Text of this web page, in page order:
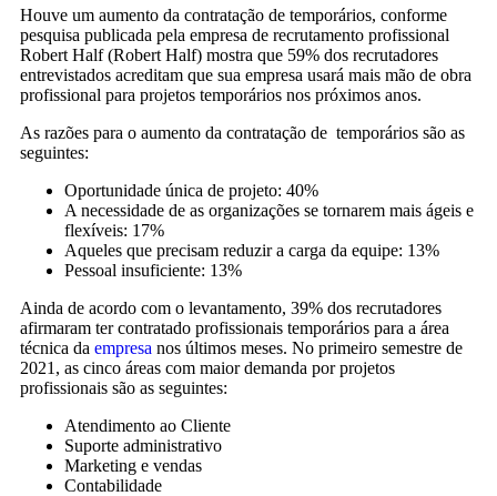
Houve um aumento da contratação de temporários, conforme
pesquisa publicada pela empresa de recrutamento profissional
Robert Half (Robert Half) mostra que 59% dos recrutadores
entrevistados acreditam que sua empresa usará mais mão de obra
profissional para projetos temporários nos próximos anos.
As razões para o aumento da contratação de temporários são as
seguintes:
Oportunidade única de projeto: 40%
A necessidade de as organizações se tornarem mais ágeis e
flexíveis: 17%
Aqueles que precisam reduzir a carga da equipe: 13%
Pessoal insuficiente: 13%
Ainda de acordo com o levantamento, 39% dos recrutadores
afirmaram ter contratado profissionais temporários para a área
técnica da empresa nos últimos meses. No primeiro semestre de
2021, as cinco áreas com maior demanda por projetos
profissionais são as seguintes:
Atendimento ao Cliente
Suporte administrativo
Marketing e vendas
Contabilidade